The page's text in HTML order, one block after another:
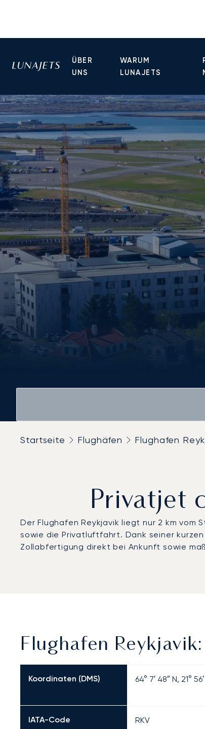
ÜBER
UNS
WARUM
LUNAJETS
Startseite Flughäfen Flughafen
Privatjet
Der Flughafen Reykjavik liegt nur 2 km vom
sowie die Privatluftfahrt. Dank seiner
Zollabfertigung direkt bei Ankunft sowie
Flughafen
Koordinaten (DMS) 64° 7′ 48″ N, 21°
IATA-Code RKV